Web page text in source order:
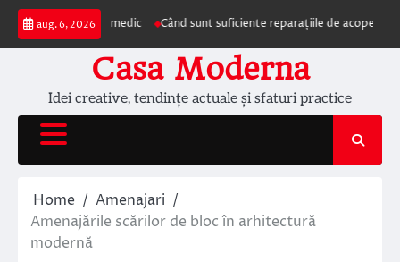
Skip
content
aug. 6, 2026
la medic Când sunt suficiente reparațiile de acoperiș și când
Casa Moderna
Idei creative, tendințe actuale și sfaturi practice
Home
Amenajari
Amenajările scărilor de bloc în arhitectură
modernă